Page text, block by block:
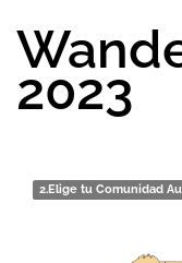
2023
2.Elige tu Comunidad